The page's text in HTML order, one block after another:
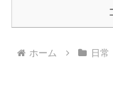
ホーム 日常